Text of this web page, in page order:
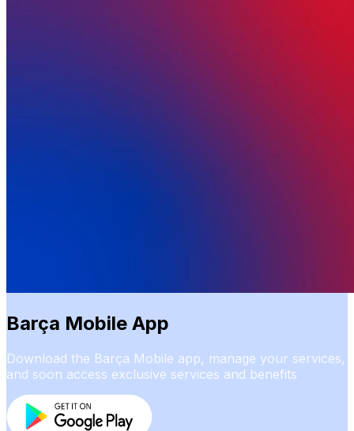
Barça Mobile App
Download the Barça Mobile app, manage your services,
and soon access exclusive services and benefits